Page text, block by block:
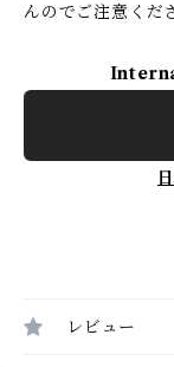
んのでご注意くだ
レビュー